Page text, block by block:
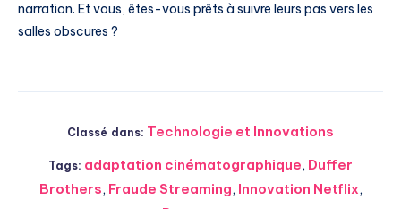
narration. Et vous, êtes-vous prêts à suivre leurs pas vers les
salles obscures ?
Classé dans: Technologie et Innovations
Tags: adaptation cinématographique, Duffer
Brothers, Fraude Streaming, Innovation Netflix,